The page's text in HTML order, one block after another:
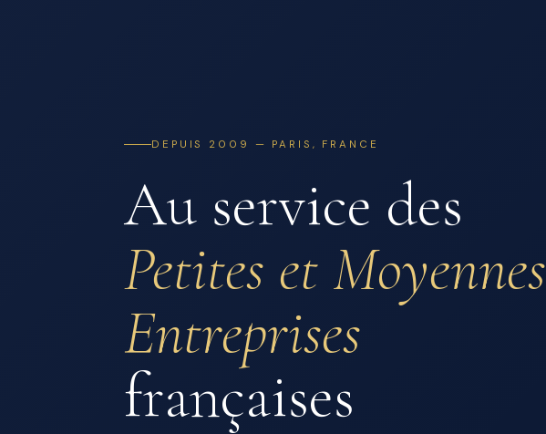
DEPUIS 2009 — PARIS, FRANCE
Au service des
Petites et Moyennes
Entreprises
françaises